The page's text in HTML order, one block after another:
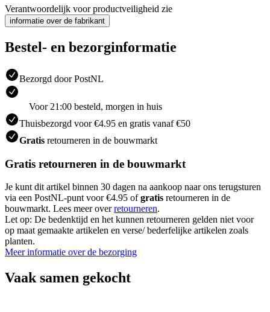
Verantwoordelijk voor productveiligheid zie
informatie over de fabrikant
Bestel- en bezorginformatie
Bezorgd door PostNL
Voor 21:00 besteld, morgen in huis
Thuisbezorgd voor €4.95 en gratis vanaf €50
Gratis retourneren in de bouwmarkt
Gratis retourneren in de bouwmarkt
Je kunt dit artikel binnen 30 dagen na aankoop naar ons terugsturen
via een PostNL-punt voor €4.95 ofgratis retourneren in de
bouwmarkt. Lees meer overretourneren.
Let op: De bedenktijd en het kunnen retourneren gelden niet voor
op maat gemaakte artikelen en verse/ bederfelijke artikelen zoals
planten.
Meer informatie over de bezorging
Vaak samen gekocht